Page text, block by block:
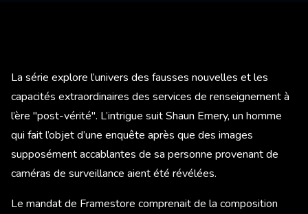
La série explore l’univers des fausses nouvelles et les
capacités extraordinaires des services de renseignement à
l’ère "post-vérité". L’intrigue suit Shaun Emery, un homme
qui fait l’objet d’une enquête après que des images
supposément accablantes de sa personne provenant de
caméras de surveillance aient été révélées.
Le mandat de Framestore comprenait de la composition